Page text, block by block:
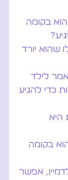
שהוא בקומה
שהוא יורד
משוואה כמו 15 = __ + 9 נאמר לילד
לעלות כדי להגיע
היא
שהוא בקומה
אפשר